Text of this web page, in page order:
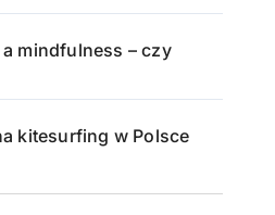
mindfulness – czy
kitesurfing w Polsce